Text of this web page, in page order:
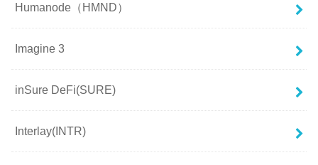
Humanode（HMND）
Imagine 3
inSure DeFi(SURE)
Interlay(INTR)